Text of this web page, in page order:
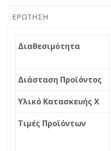
ΕΡΏΤΗΣΗ
Διαθεσιμότητα
Διάσταση Προϊόντος
Υλικό Κατασκευής X
Τιμές Προϊόντων